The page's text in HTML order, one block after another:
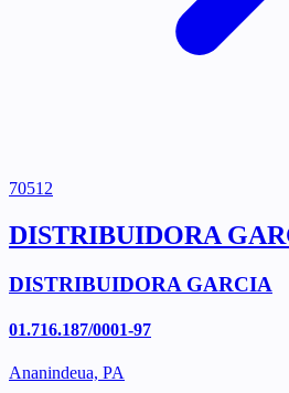
70512
DISTRIBUIDORA
DISTRIBUIDORA GARCIA
01.716.187/0001-97
Ananindeua, PA